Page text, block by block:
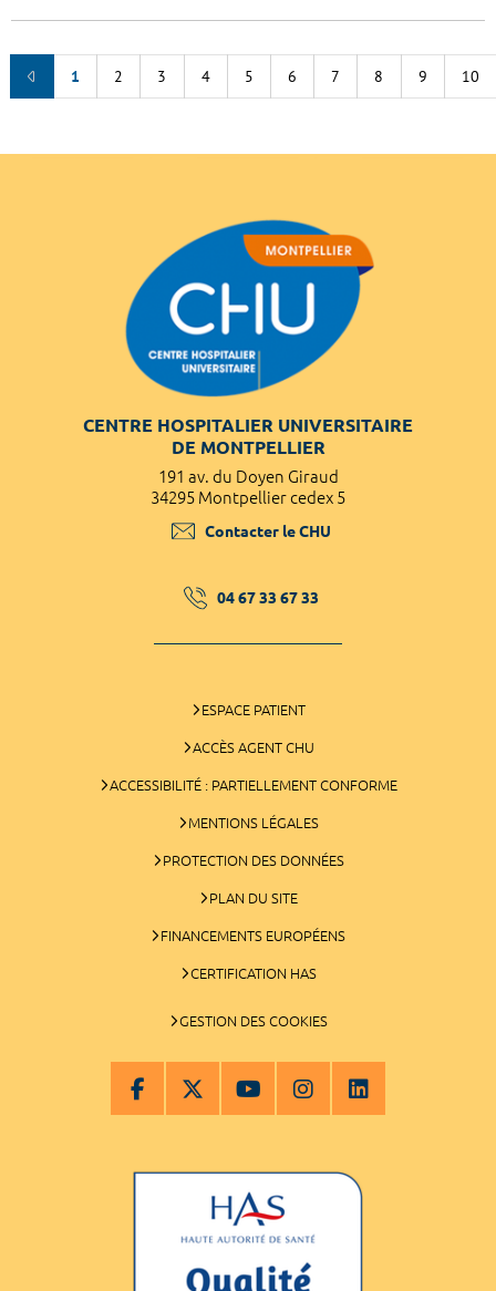
1 2 3 4 5 6 7 8 9 10
CENTRE HOSPITALIER UNIVERSITAIRE
DE MONTPELLIER
191 av. du Doyen Giraud
34295 Montpellier cedex 5
Contacter le CHU
04 67 33 67 33
ESPACE PATIENT
ACCÈS AGENT CHU
ACCESSIBILITÉ : PARTIELLEMENT CONFORME
MENTIONS LÉGALES
PROTECTION DES DONNÉES
PLAN DU SITE
FINANCEMENTS EUROPÉENS
CERTIFICATION HAS
GESTION DES COOKIES